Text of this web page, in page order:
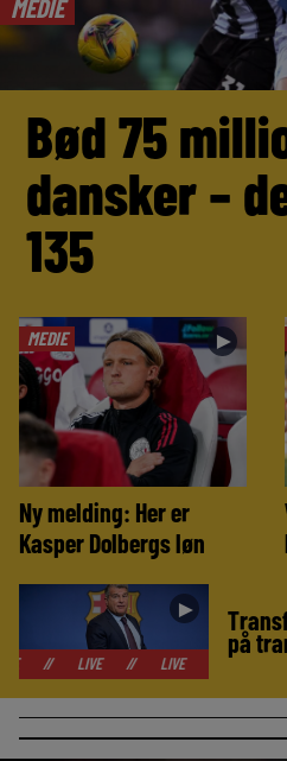
MEDIE
Bød 75
dansker –
135
MEDIE ►
Ny melding: Her er
Kasper Dolbergs løn
►
LIVE LIVE LIVE //
på